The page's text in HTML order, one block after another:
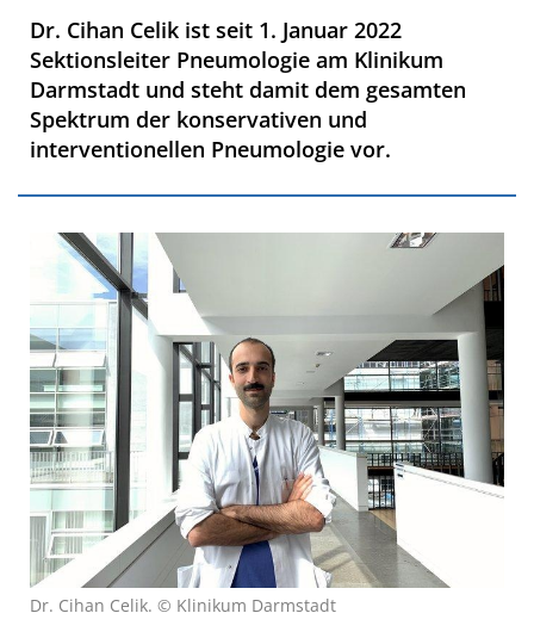
Dr. Cihan Celik ist seit 1. Januar 2022
Sektionsleiter Pneumologie am Klinikum
Darmstadt und steht damit dem gesamten
Spektrum der konservativen und
interventionellen Pneumologie vor.
Dr. Cihan Celik. © Klinikum Darmstadt